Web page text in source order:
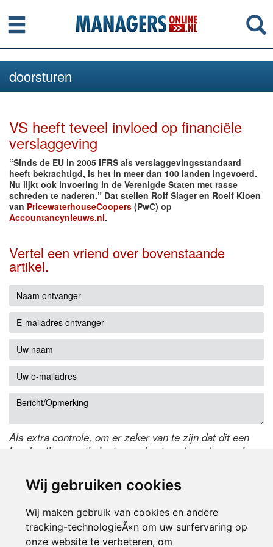
Wij gebruiken cookies
Wij maken gebruik van cookies en andere
tracking-technologieÃ«n om uw surfervaring op
onze website te verbeteren, om
Menu
doorsturen
VS heeft teveel invloed op financiële
verslaggeving
“Sinds de EU in 2005 IFRS als verslaggevingsstandaard
heeft bekrachtigd, is het in meer dan 100 landen ingevoerd.
Nu lijkt ook invoering in de Verenigde Staten met rasse
schreden te naderen.” Dat stellen Rolf Slager en Roelf Kloen
van PricewaterhouseCoopers (PwC) op
Accountancynieuws.nl.
Vertel een vriend over bovenstaande
artikel.
Als extra controle, om er zeker van te zijn dat dit een
handmatige reactie is, typ onderstaande code over in
de code te wijzigen.